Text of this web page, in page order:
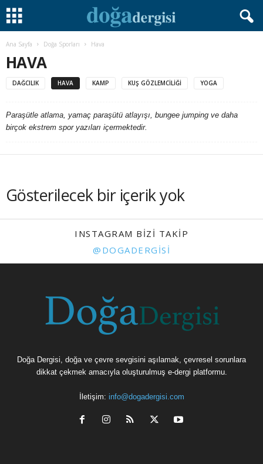
Ana Sayfa Doğa Sporları Hava
HAVA
DAĞCILIK HAVA KAMP KUŞ GÖZLEMCILIĞI YOGA
Paraşütle atlama, yamaç paraşütü atlayışı, bungee jumping ve daha
birçok ekstrem spor yazıları içermektedir.
Gösterilecek bir içerik yok
INSTAGRAM BIZI TAKIP
@DOGADERGISI
Doğa Dergisi, doğa ve çevre sevgisini aşılamak, çevresel sorunlara
dikkat çekmek amacıyla oluşturulmuş e-dergi platformu.
İletişim: info@dogadergisi.com